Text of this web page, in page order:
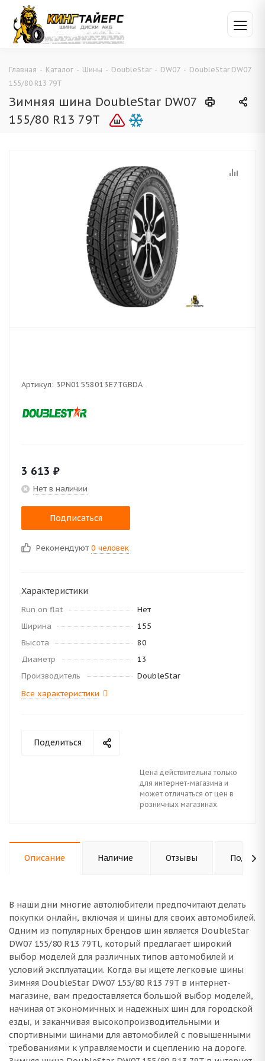
Главная - Каталог - Шины - DoubleStar - DW07 - DoubleStar DW07
155/80 R13 79T
Зимняя шина DoubleStar DW07
155/80 R13 79T
Артикул: 3PN01558013E7TGBDA
3 613 ₽
Нет в наличии
Подписаться
Рекомендуют 0 человек
Характеристики
Run on flat
Нет
Ширина
155
Высота
80
Диаметр
13
Производитель
DoubleStar
Все характеристики
Поделиться
Цена действительна только
для интернет-магазина и
может отличаться от цен в
розничных магазинах
Описание Наличие Отзывы
В наши дни многие автолюбители предпочитают делать
покупки онлайн, включая и шины для своих автомобилей.
Одним из популярных брендов шин является DoubleStar
DW07 155/80 R13 79Tl, который предлагает широкий
выбор моделей для различных типов автомобилей и
условий эксплуатации. Когда вы ищете легковые шины
Зимняя DoubleStar DW07 155/80 R13 79T в интернет-
магазине, вам предоставляется большой выбор моделей,
начиная от экономичных и надежных шин для городской
езды, и заканчивая высокопроизводительными и
спортивными шинами для автомобилей с повышенными
требованиями к управляемости и сцеплению на дороге.